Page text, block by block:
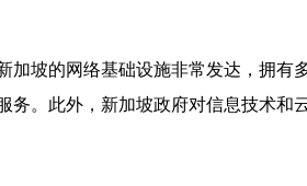
坡的网络基础设施非常发达，拥
。此外，新加坡政府对信息技术和